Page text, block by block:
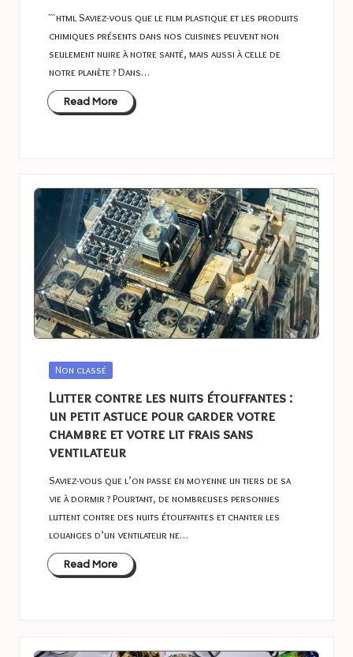
```html Saviez-vous que le film plastique et les produits
chimiques présents dans nos cuisines peuvent non
seulement nuire à notre santé, mais aussi à celle de
notre planète ? Dans…
Read More
Posted
Non classé
Lutter contre les nuits étouffantes :
un petit astuce pour garder votre
chambre et votre lit frais sans
ventilateur
Saviez-vous que l’on passe en moyenne un tiers de sa
vie à dormir ? Pourtant, de nombreuses personnes
luttent contre des nuits étouffantes et chanter les
louanges d’un ventilateur ne…
Read More